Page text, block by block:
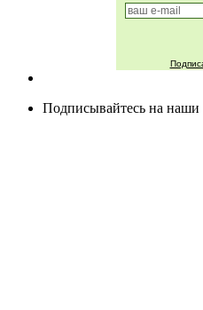
Подписывайтесь на наши